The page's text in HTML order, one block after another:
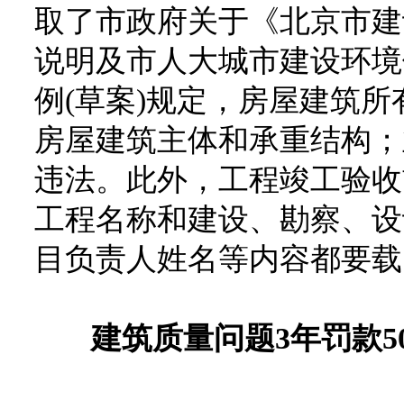
取了市政府关于《北京市
说明及市人大城市建设环
例(草案)规定，房屋建筑
房屋建筑主体和承重结构
违法。此外，工程竣工验
工程名称和建设、勘察、
目负责人姓名等内容都要
建筑质量问题3年罚款